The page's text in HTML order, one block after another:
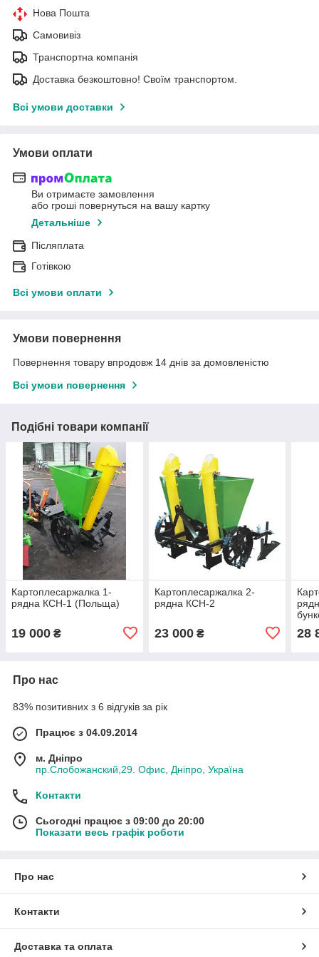
Нова Пошта
Самовивіз
Транспортна компанія
Доставка безкоштовно! Своїм транспортом.
Всі умови доставки
Умови оплати
Ви отримаєте замовлення
або гроші повернуться на вашу картку
Детальніше
Післяплата
Готівкою
Всі умови оплати
Умови повернення
Повернення товару впродовж 14 днів за домовленістю
Всі умови повернення
Подібні товари компанії
Картоплесаржалка 1-
рядна КСН-1 (Польща)
19 000 ₴
Картоплесаржалка 2-
рядна КСН-2
23 000₴ 28
Про нас
83% позитивних з 6 відгуків за рік
Працює з 04.09.2014
м. Дніпро
пр.Слобожанский,29. Офис, Дніпро, Україна
Контакти
Сьогодні працює з 09:00 до 20:00
Показати весь графік роботи
Про нас
Контакти
Доставка та оплата